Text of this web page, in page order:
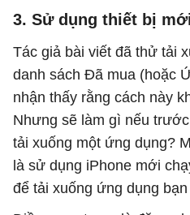
3. Sử dụng thiết bị
Tác giả bài viết đã thử tải
danh sách Đã mua (hoặc
nhận thấy rằng cách này
Nhưng sẽ làm gì nếu
tải xuống một ứng dụng?
là sử dụng iPhone mới
để tải xuống ứng dụng